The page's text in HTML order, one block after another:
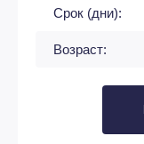
Срок (дни):
Возраст: